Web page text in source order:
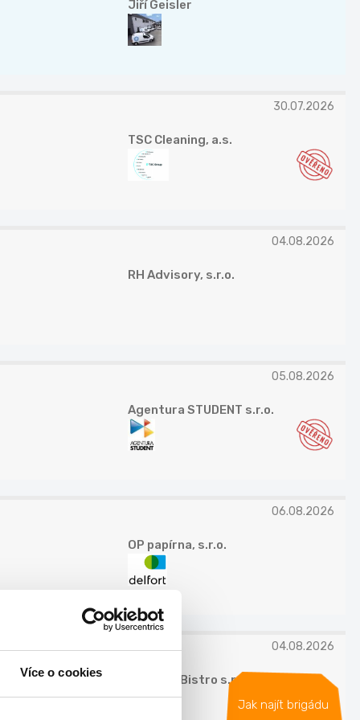
Více o cookies
Jak najít brigádu
Jiří Geisler
30.07.2026
TSC Cleaning, a.s.
04.08.2026
RH Advisory, s.r.o.
05.08.2026
Agentura STUDENT s.r.o.
06.08.2026
OP papírna, s.r.o.
04.08.2026
ReFresh Bistro s.r.o.